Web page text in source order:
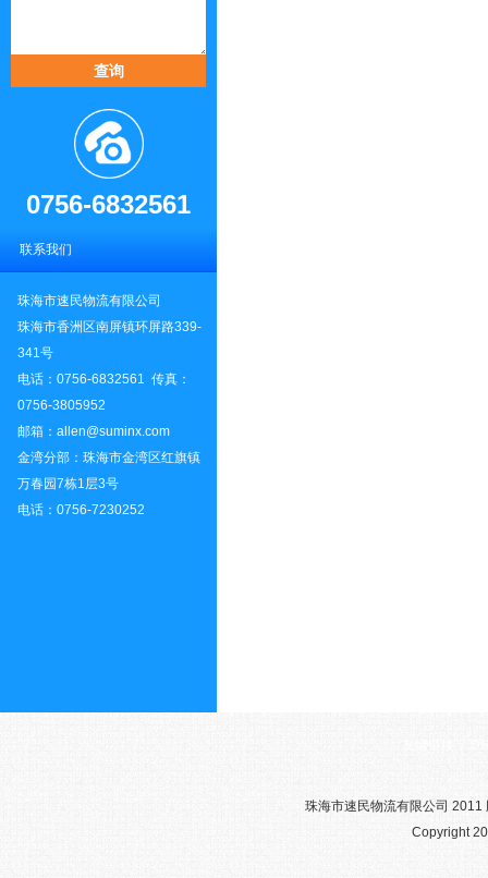
0756-6832561
联系我们
珠海市速民物流有限公司
珠海市香洲区南屏镇环屏路339-
341号
电话：0756-6832561 传真：
0756-3805952
邮箱：allen@suminx.com
金湾分部：珠海市金湾区红旗镇
万春园7栋1层3号
电话：0756-7230252
珠海市速民物流有限公司
Copyright